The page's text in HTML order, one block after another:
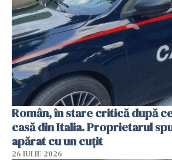
Român, în stare critică după
casă din Italia. Proprietarul
apărat cu un cuțit
26 IULIE 2026